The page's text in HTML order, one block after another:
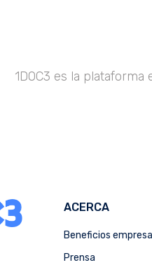
1DOC3 es la
ACERCA
Beneficios
Prensa